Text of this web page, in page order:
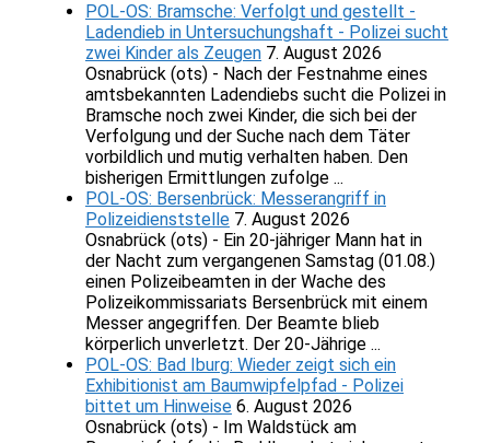
POL-OS: Bramsche: Verfolgt und gestellt -
Ladendieb in Untersuchungshaft - Polizei sucht
zwei Kinder als Zeugen 7. August 2026
Osnabrück (ots) - Nach der Festnahme eines
amtsbekannten Ladendiebs sucht die Polizei in
Bramsche noch zwei Kinder, die sich bei der
Verfolgung und der Suche nach dem Täter
vorbildlich und mutig verhalten haben. Den
bisherigen Ermittlungen zufolge ...
POL-OS: Bersenbrück: Messerangriff in
Polizeidienststelle 7. August 2026
Osnabrück (ots) - Ein 20-jähriger Mann hat in
der Nacht zum vergangenen Samstag (01.08.)
einen Polizeibeamten in der Wache des
Polizeikommissariats Bersenbrück mit einem
Messer angegriffen. Der Beamte blieb
körperlich unverletzt. Der 20-Jährige ...
POL-OS: Bad Iburg: Wieder zeigt sich ein
Exhibitionist am Baumwipfelpfad - Polizei
bittet um Hinweise 6. August 2026
Osnabrück (ots) - Im Waldstück am